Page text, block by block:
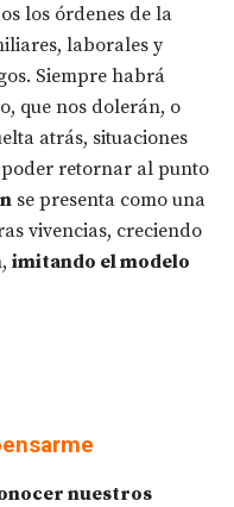
los órdenes de la
laborales y
Siempre habrá
que nos dolerán, o
atrás, situaciones
retornar al punto
se presenta como una
vivencias, creciendo
imitando el modelo
nuestros